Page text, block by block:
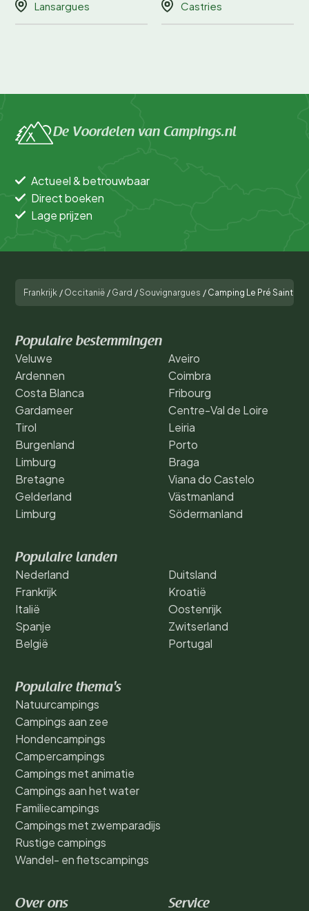
Lansargues Castries
De Voordelen van Campings.nl
Actueel & betrouwbaar
Direct boeken
Lage prijzen
Frankrijk / Occitanië / Gard /Souvignargues / Camping Le Pré Saint
Populaire bestemmingen
Veluwe
Ardennen
Costa Blanca
Gardameer
Tirol
Burgenland
Limburg
Bretagne
Gelderland
Limburg
Aveiro
Coimbra
Fribourg
Centre-Val de Loire
Leiria
Porto
Braga
Viana do Castelo
Västmanland
Södermanland
Populaire landen
Nederland
Frankrijk
Italië
Spanje
België
Duitsland
Kroatië
Oostenrijk
Zwitserland
Portugal
Populaire thema's
Natuurcampings
Campings aan zee
Hondencampings
Campercampings
Campings met animatie
Campings aan het water
Familiecampings
Campings met zwemparadijs
Rustige campings
Wandel- en fietscampings
Over ons Service